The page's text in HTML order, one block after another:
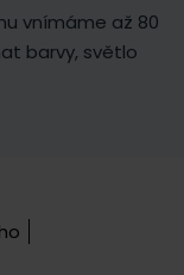
vnímáme až 80
barvy, světlo